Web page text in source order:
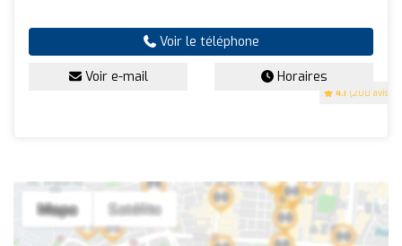
4.1 (200 avis)
Voir le téléphone
Voir e-mail Horaires